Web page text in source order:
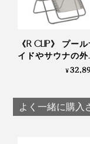
RSX CLIP
グランピングに
む場合は車へ積
※写真は廃盤カラーです
社内や第三者機
を行いながら高
その証として、
ベランダで夜風
《R CLIP》 プー
イドやサウナの外
浴にも！宇宙飛
ア」｜Lafuma
¥
よく一緒に購入